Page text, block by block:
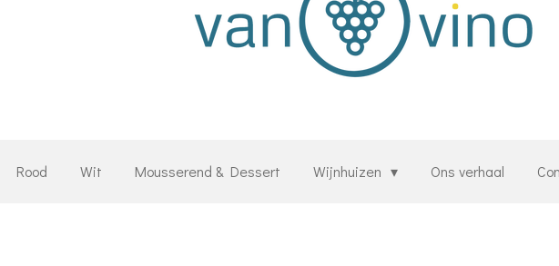
Rood Wit Mousserend & Dessert Wijnhuizen Ons verhaal